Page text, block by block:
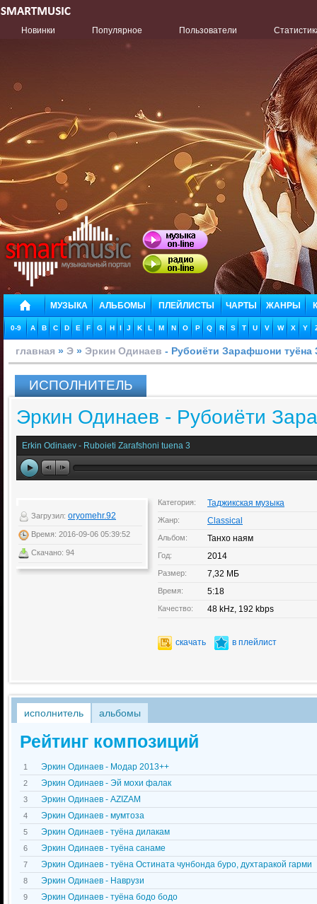
Новинки Популярное Пользователи
МУЗЫКА АЛЬБОМЫ ПЛЕЙЛИСТЫ ЧАРТЫ ЖАНРЫ
0-9 A B C D E F G H I J K L M N O P Q R S T U V W X Y
главная » Э » Эркин Одинаев - Рубоиёти Зарафшони туёна
ИСПОЛНИТЕЛЬ
Эркин Одинаев - Рубоиёти
Erkin Odinaev - Ruboieti Zarafshoni tuena 3
Загрузил: oryomehr.92
Время: 2016-09-06 05:39:52
Скачано: 94
Категория: Таджикская музыка
Жанр: Classical
Альбом: Танхо наям
Год: 2014
Размер: 7,32 МБ
Время: 5:18
Качество: 48 kHz, 192 kbps
скачать в плейлист
исполнитель альбомы
Рейтинг композиций
1 Эркин Одинаев - Модар 2013++
2 Эркин Одинаев - Эй мохи фалак
3 Эркин Одинаев - AZIZAM
4 Эркин Одинаев - мумтоза
5 Эркин Одинаев - туёна дилакам
6 Эркин Одинаев - туёна санаме
7 Эркин Одинаев - туёна Остината чунбонда буро, духтаракой гарми
8 Эркин Одинаев - Наврузи
9 Эркин Одинаев - туёна бодо бодо